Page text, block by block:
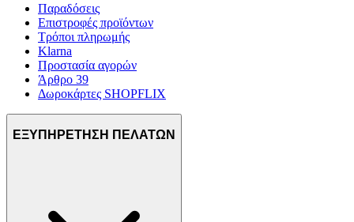
Παραδόσεις
Επιστροφές προϊόντων
Τρόποι πληρωμής
Klarna
Προστασία αγορών
Άρθρο 39
Δωροκάρτες SHOPFLIX
ΕΞΥΠΗΡΕΤΗΣΗ ΠΕΛΑΤΩΝ